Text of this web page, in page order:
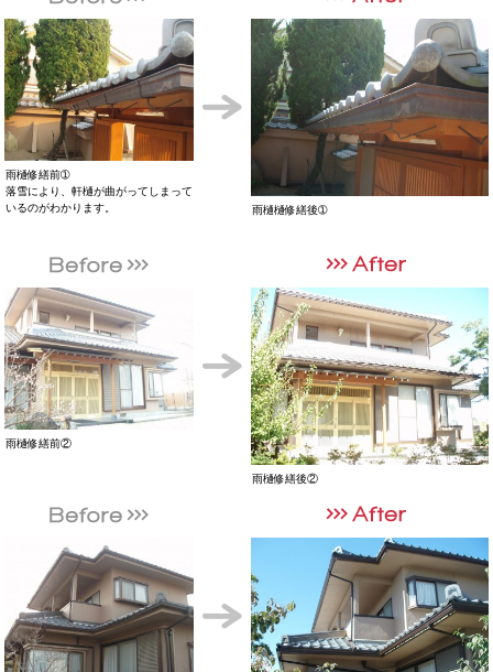
雨樋修繕前➀
落雪により、軒樋が曲がってしまって
いるのがわかります。
雨樋樋修繕後➀
雨樋修繕前②
雨樋修繕後②